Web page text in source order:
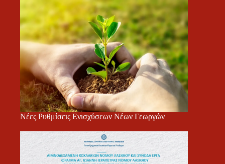
Νέες Ρυθμίσεις Ενισχύσεων Νέων Γεωργών